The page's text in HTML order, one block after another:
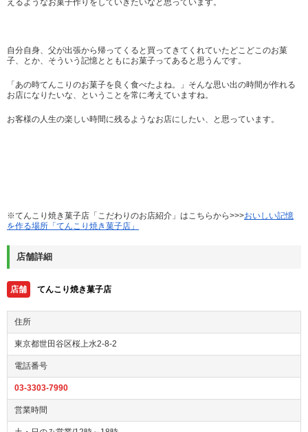
自分自身、父が出張から帰ってくると買ってきてくれていたどこどこのお菓
子、とか、そういう記憶とともにお菓子ってあると思うんです。
「あの時てんこりのお菓子を良く食べたよね。」そんな思い出の時間が作れる
お店になりたいな、ということを常に考えていますね。
お客様の人生の楽しい時間に残るようなお店にしたい、と思っています。
※てんこり焼き菓子店「こだわりのお店紹介」はこちらから>>>おいしい記憶
を作る場所「てんこり焼き菓子店」
店舗詳細
店舗 てんこり焼き菓子店
住所
東京都世田谷区桜上水2-8-2
電話番号
03-3303-7990
営業時間